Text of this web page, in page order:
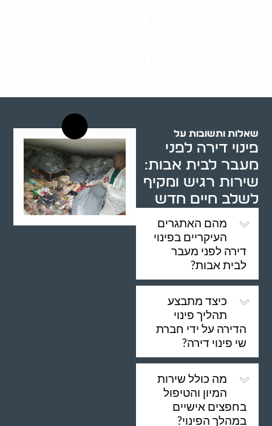
שאלות ותשובות על
פינוי דירה לפני
מעבר לבית אבות:
שירות רגיש ומקיף
לשלב חיים חדש
מהם האתגרים
העיקריים בפינוי
דירה לפני מעבר
לבית אבות?
כיצד מתבצע
תהליך פינוי
הדירה על ידי חברת
שי פינוי דירה?
מה כולל שירות
המיון והטיפול
בחפצים אישיים
במהלך הפינוי?